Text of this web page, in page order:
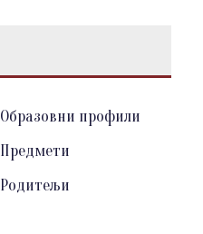
Образовни профили
Предмети
Родитељи